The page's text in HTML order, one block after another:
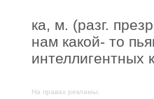
ка, м. (разг.
нам какой- то
интеллигентных
На правах рекламы: